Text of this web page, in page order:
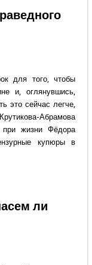
для того, чтобы
и, оглянувшись,
это сейчас легче,
Абрамова
при жизни Фёдора
купюры в
Артемия
ли